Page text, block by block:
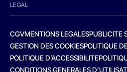
LEGAL
CGVMENTIONS LEGALESPUBLICITE
GESTION DES COOKIESPOLITIQUE
POLITIQUE D’ACCESSIBILITE
CONDITIONS GENERALES